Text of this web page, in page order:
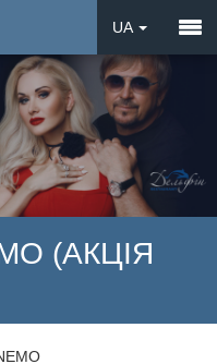
UA
EN
DE
(АКЦІЯ